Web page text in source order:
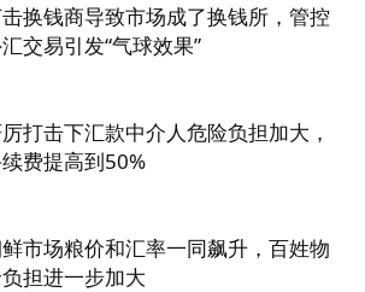
换钱商导致市场成了换钱所，管控
交易引发“气球效果”
打击下汇款中介人危险负担加大，
费提高到50%
市场粮价和汇率一同飙升，百姓物
担进一步加大